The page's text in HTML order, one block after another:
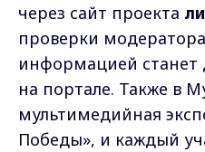
через сайт проекта
проверки
информацией станет
на портале. Также в
мультимедийная
Победы», и каждый